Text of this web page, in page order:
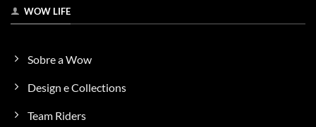
várias
variantes.
podem
escolhidas
na
WOW LIFE
Sobre a Wow
Design e Collections
Team Riders